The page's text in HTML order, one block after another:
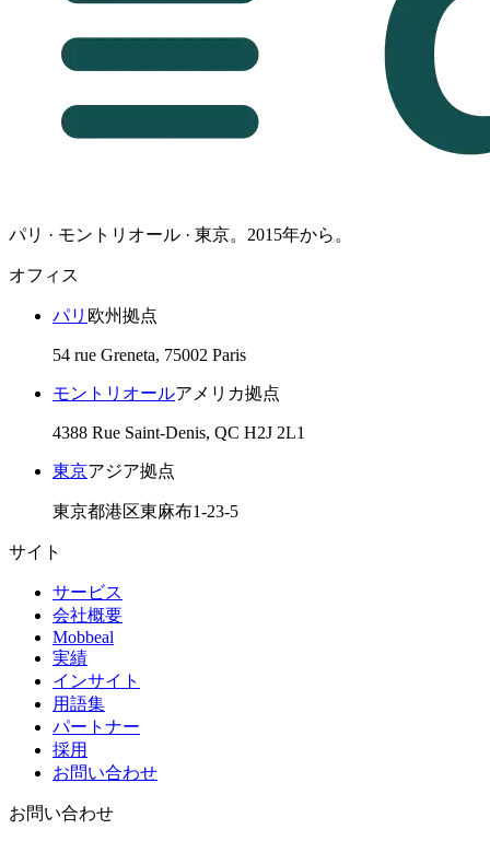
パリ · モントリオール · 東京。2015年から。
オフィス
パリ 欧州拠点
54 rue Greneta, 75002 Paris
モントリオールアメリカ拠点
4388 Rue Saint-Denis, QC H2J 2L1
東京アジア拠点
東京都港区東麻布1-23-5
サイト
サービス
会社概要
Mobbeal
実績
インサイト
用語集
パートナー
採用
お問い合わせ
お問い合わせ